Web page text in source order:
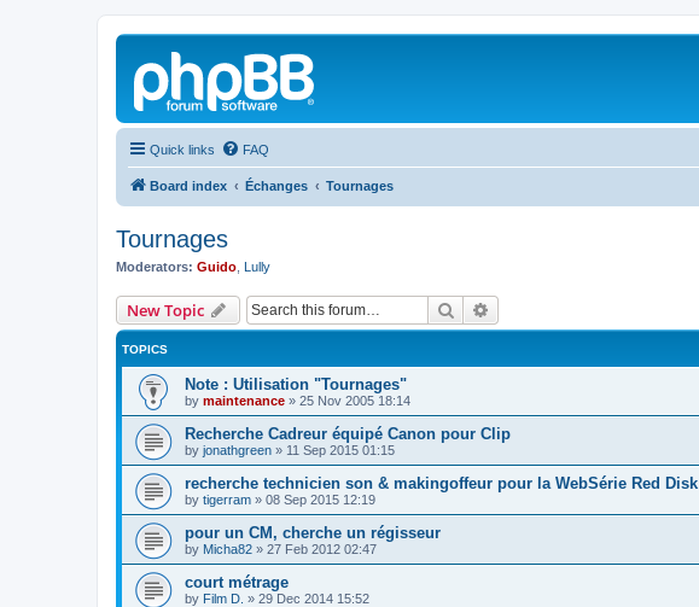
Quick links FAQ
Board index Échanges Tournages
Tournages
Moderators: Guido Lully
New Topic Search
TOPICS
Note : Utilisation "Tournages"
by maintenance » 25 Nov 2005 18:14
Recherche Cadreur équipé Canon pour Clip
by jonathgreen » 11 Sep 2015 01:15
recherche technicien son & makingoffeur pour la WebSérie Red Disk
by tigerram » 08 Sep 2015 12:19
pour un CM, cherche un régisseur
by Micha82 » 27 Feb 2012 02:47
court métrage
by Film D. » 29 Dec 2014 15:52